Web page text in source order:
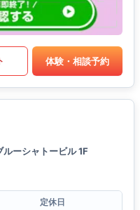
体験・相談予約
ーシャトービル 1F
定休日